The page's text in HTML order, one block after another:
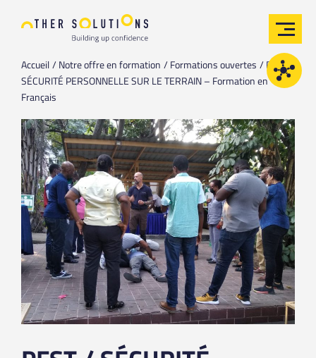
Accueil Notre offre en formation Formations ouvertes
PFST /
SÉCURITÉ PERSONNELLE SUR LE TERRAIN – Formation en
Français